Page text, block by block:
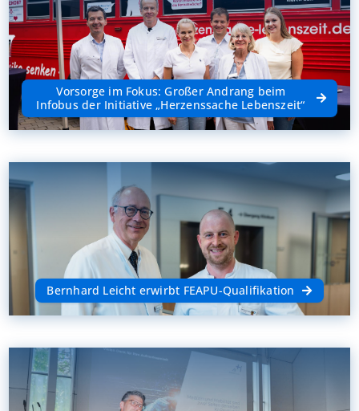
Vorsorge im Fokus: Großer Andrang beim
Infobus der Initiative „Herzenssache Lebenszeit“
Bernhard Leicht erwirbt FEAPU-Qualifikation